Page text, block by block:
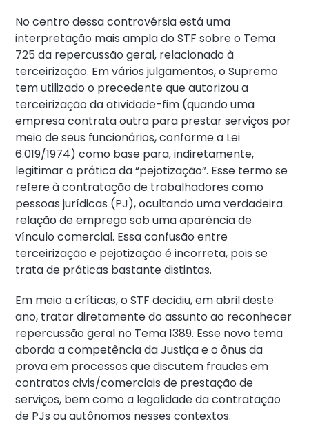
No centro dessa controvérsia está uma
interpretação mais ampla do STF sobre o Tema
725 da repercussão geral, relacionado à
terceirização. Em vários julgamentos, o Supremo
tem utilizado o precedente que autorizou a
terceirização da atividade-fim (quando uma
empresa contrata outra para prestar serviços por
meio de seus funcionários, conforme a Lei
6.019/1974) como base para, indiretamente,
legitimar a prática da “pejotização”. Esse termo se
refere à contratação de trabalhadores como
pessoas jurídicas (PJ), ocultando uma verdadeira
relação de emprego sob uma aparência de
vínculo comercial. Essa confusão entre
terceirização e pejotização é incorreta, pois se
trata de práticas bastante distintas.
Em meio a críticas, o STF decidiu, em abril deste
ano, tratar diretamente do assunto ao reconhecer
repercussão geral no Tema 1389. Esse novo tema
aborda a competência da Justiça e o ônus da
prova em processos que discutem fraudes em
contratos civis/comerciais de prestação de
serviços, bem como a legalidade da contratação
de PJs ou autônomos nesses contextos.